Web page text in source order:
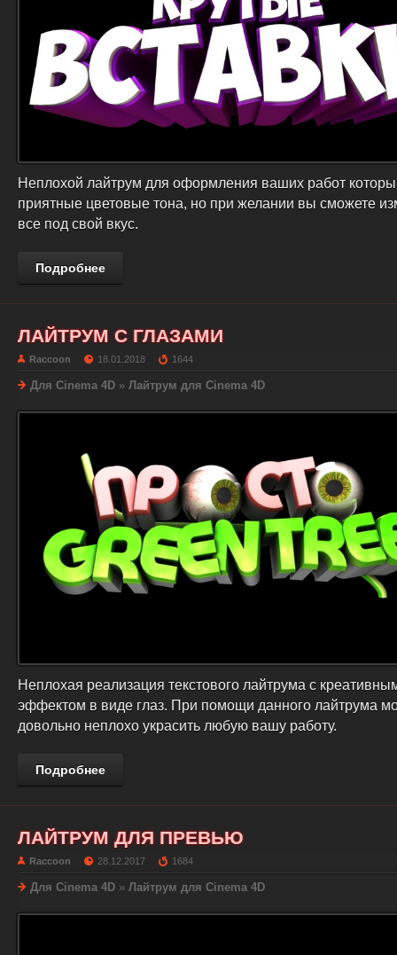
Неплохой лайтрум для оформления ваших работ
приятные цветовые тона, но при желании вы сможете
все под свой вкус.
Подробнее
ЛАЙТРУМ С ГЛАЗАМИ
Raccoon 18.01.2018 1644
Для Cinema 4D » Лайтрум для Cinema 4D
Неплохая реализация текстового лайтрума с
эффектом в виде глаз. При помощи данного лайтрума
довольно неплохо украсить любую вашу работу.
Подробнее
ЛАЙТРУМ ДЛЯ ПРЕВЬЮ
Raccoon 28.12.2017 1684
Для Cinema 4D » Лайтрум для Cinema 4D